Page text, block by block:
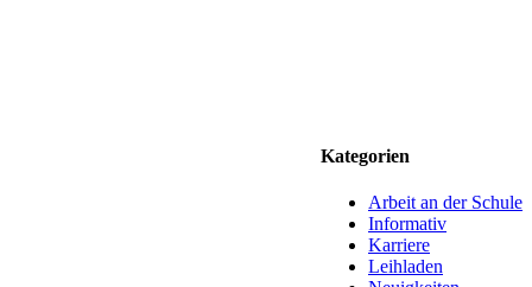
Kategorien
Arbeit an der Schule
Informativ
Karriere
Leihladen